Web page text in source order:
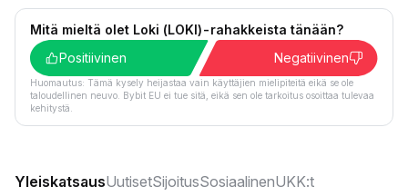
Mitä mieltä olet Loki (LOKI)-rahakkeista tänään?
Positiivinen
Negatiivinen
Huomautus: Tämä kysely heijastaa vain käyttäjien mielipiteitä eikä se ole
taloudellinen neuvo. Bybit EU ei tue sitä, eikä sen ole tarkoitus osoittaa tulevaa
kehitystä.
YleiskatsausUutisetSijoitusSosiaalinenUKK:t